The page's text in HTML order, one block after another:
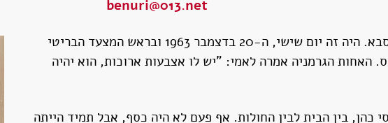
benuri@013.net
נולדתי (לגמרי במקרה) בבית חולים בכפר סבא. היה זה יום שישי, ה-20 בדצמבר 1963 ובראש המצעד הבריטי
האחות הגרמניה אמרה לאמי: "יש לו אצבעות ארוכות, הוא יהיה
כהן, בין הבית לבין החולות. אף פעם לא היה כסף, אבל תמיד הייתה